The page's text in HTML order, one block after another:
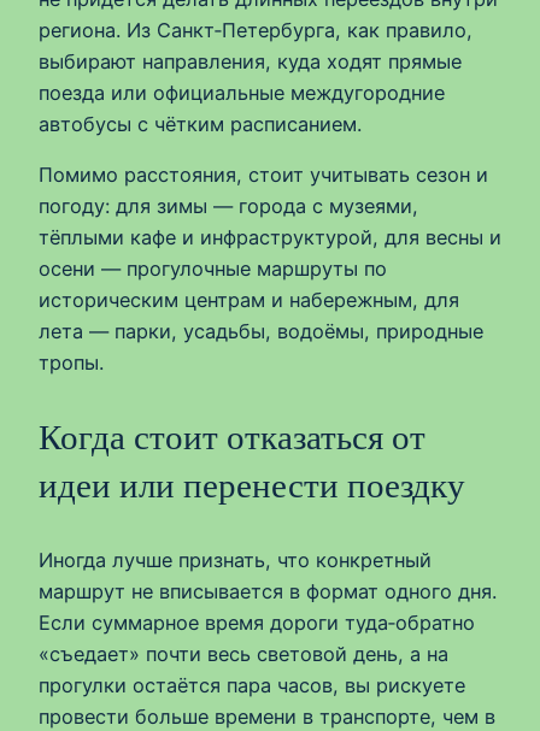
региона. Из Санкт‑Петербурга, как правило,
выбирают направления, куда ходят прямые
поезда или официальные междугородние
автобусы с чётким расписанием.
Помимо расстояния, стоит учитывать сезон и
погоду: для зимы — города с музеями,
тёплыми кафе и инфраструктурой, для весны и
осени — прогулочные маршруты по
историческим центрам и набережным, для
лета — парки, усадьбы, водоёмы, природные
тропы.
Когда стоит отказаться от
идеи или перенести поездку
Иногда лучше признать, что конкретный
маршрут не вписывается в формат одного дня.
Если суммарное время дороги туда‑обратно
«съедает» почти весь световой день, а на
прогулки остаётся пара часов, вы рискуете
провести больше времени в транспорте, чем в